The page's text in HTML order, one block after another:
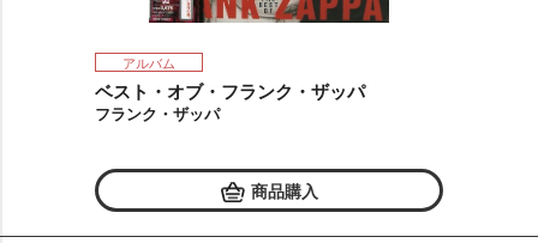
アルバム
ベスト・オブ・フランク・ザッパ
フランク・ザッパ
商品購入